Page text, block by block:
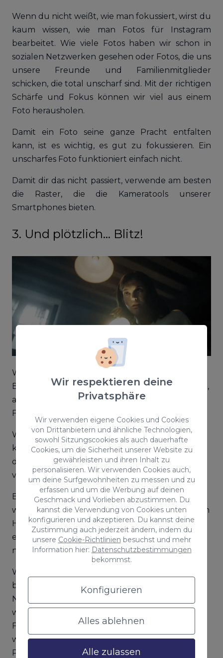
Wir respektieren deine
Privatsphäre
Wir verwenden eigene Cookies und Cookies
von Drittanbietern und ähnliche Technologien,
sowohl Sitzungscookies als auch dauerhafte
Cookies, um die Sicherheit unserer Website zu
gewährleisten und ihren Inhalt zu
personalisieren. Wir verwenden Cookies auch,
um deine Surfgewohnheiten zu messen und zu
erfassen und um die Werbung auf deinen
Geschmack und Vorlieben abzustimmen. Du
kannst die Verwendung von Cookies unten
konfigurieren und akzeptieren. Du kannst deine
Zustimmung auch jederzeit ändern, indem du
unsere Cookie-Richtlinien besuchst und mehr
Information hier: Datenschutzbestimmungen
bekommst.
Konfigurieren
Alles ablehnen
Alle zulassen
Wenn du nicht weißt, wie man fokussiert, wirst du
kaum wissen, wie man Fotos für Instagram
bearbeitet. Wie viele Fotos haben wir schon in
sozialen Netzwerken gesehen oder Fotos, die uns
unsere Freunde und Familienmitglieder
schicken, die total unscharf sind. Mit der richtigen
Schärfe und Fokus können wir viel aus einem
Foto herausholen.
Damit ein Foto seine ganze Pracht entfalten
kann, ist es wichtig, es gut zu fokussieren. Ein
unscharfes Foto funktioniert einfach nicht.
Damit dir das nicht passiert, verwende am besten
die Raster, die die Kameratools unserer
Smartphones bieten.
3. Und plötzlich… Blitz!
Wir sind fest davon überzeugt, dass
Blitzlichtfotos wunderbar sind und toll aussehen,
aber die Wahrheit ist, dass sie es nicht sind! Flash-
Fotos von Handys sind nicht schön, sorry!
Wir müssen bedenken, dass ein Smartphone
keine Spiegelreflexkamera ist, mit der wir sowohl
den Hintergrund als auch das Motiv, das wir
verewigen wollen, belichten können.
Blitzlichtfotos, die auf ein Motiv gerichtet sind,
werden zu hell beleuchtet, mit einem schwarzen
Hintergrund, wodurch ein künstliches Licht
entsteht, das überhaupt nicht schön oder
natürlich aussieht.
Wenn du dich in einer dunklen Umgebung
befindest oder es Nacht ist, verwende die
Nachtmodi des Handys und du wirst sehen,
welchen Unterschied es zum Blitz macht. Deine
Fotos werden von besserer Qualität sein, und du
wirst in der Lage sein, die Landschaft oder die
Person, die du willst, in ihrer vollen Blüte zu